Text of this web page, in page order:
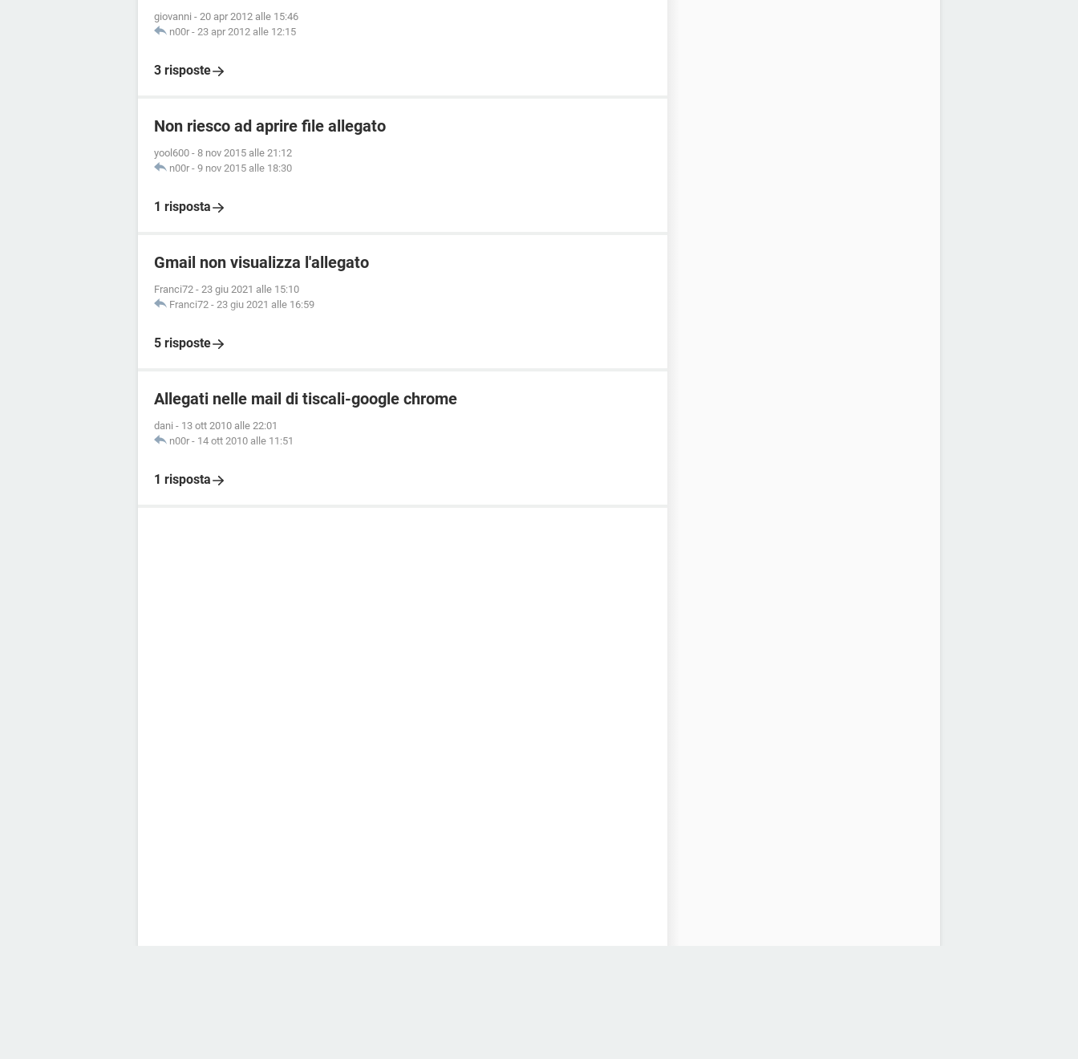
giovanni - 20 apr 2012 alle 15:46
n00r - 23 apr 2012 alle 12:15
3 risposte
Non riesco ad aprire file allegato
yool600 - 8 nov 2015 alle 21:12
n00r - 9 nov 2015 alle 18:30
1 risposta
Gmail non visualizza l'allegato
Franci72 - 23 giu 2021 alle 15:10
Franci72 - 23 giu 2021 alle 16:59
5 risposte
Allegati nelle mail di tiscali-google chrome
dani - 13 ott 2010 alle 22:01
n00r - 14 ott 2010 alle 11:51
1 risposta